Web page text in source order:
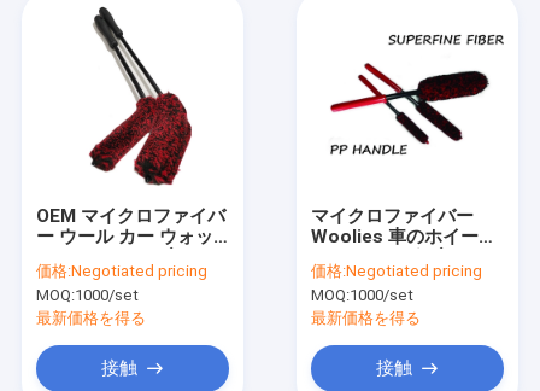
OEM マイクロファイバ
ー ウール カー ウォッ
ユニバーサル
価格:Negotiated pricing
MOQ:1000/set
最新価格を得る
接触
マイクロファイバー
Woolies 車のホイール
本セット
価格:Negotiated pricing
MOQ:1000/set
最新価格を得る
接触